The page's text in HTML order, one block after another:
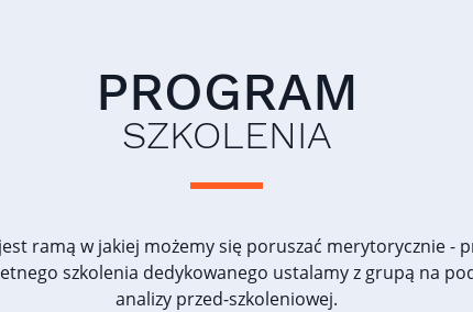
PROGRAM
SZKOLENIA
ramą w jakiej możemy się poruszać merytorycznie -
szkolenia dedykowanego ustalamy z grupą na
analizy przed-szkoleniowej.